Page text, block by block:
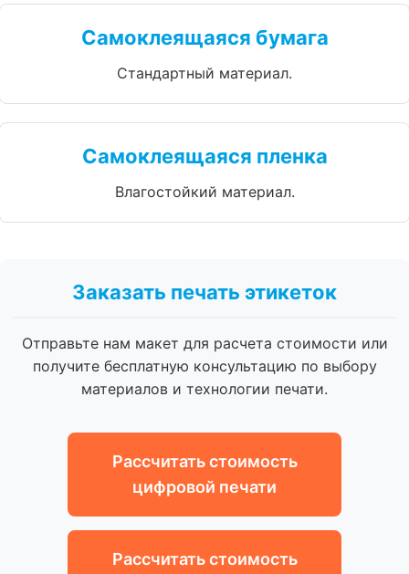
Самоклеящаяся бумага
Стандартный материал.
Самоклеящаяся пленка
Влагостойкий материал.
Заказать печать этикеток
Отправьте нам макет для расчета стоимости или
получите бесплатную консультацию по выбору
материалов и технологии печати.
Рассчитать стоимость
цифровой печати
Рассчитать стоимость